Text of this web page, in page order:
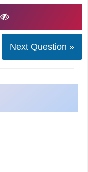
Next Question »